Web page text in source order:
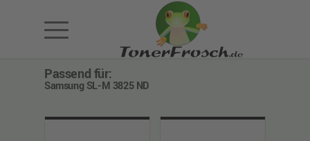
Passend für:
Samsung SL-M 3825 ND